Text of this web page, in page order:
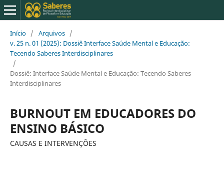
Início / Arquivos /
v. 25 n. 01 (2025): Dossiê Interface Saúde Mental e Educação:
Tecendo Saberes Interdisciplinares
/
Dossiê: Interface Saúde Mental e Educação: Tecendo Saberes
Interdisciplinares
BURNOUT EM EDUCADORES DO
ENSINO BÁSICO
CAUSAS E INTERVENÇÕES